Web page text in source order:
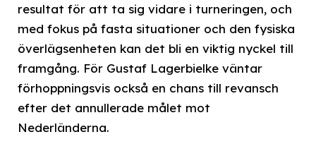
resultat för att ta sig vidare i turneringen, och
med fokus på fasta situationer och den fysiska
överlägsenheten kan det bli en viktig nyckel till
framgång. För Gustaf Lagerbielke väntar
förhoppningsvis också en chans till revansch
efter det annullerade målet mot
Nederländerna.